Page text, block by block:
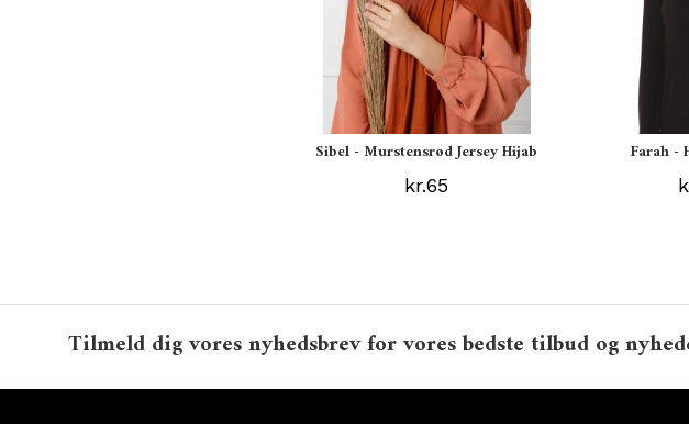
Sibel - Murstensrød Jersey Hijab
kr.65
Farah -
Tilmeld dig vores nyhedsbrev for vores bedste tilbud og